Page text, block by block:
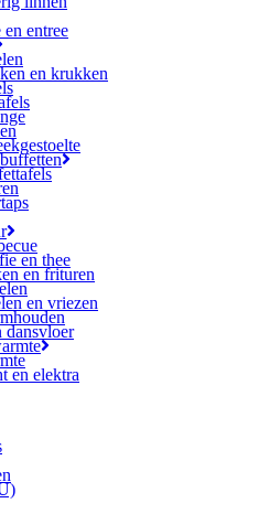
entree
en krukken
en thee
en frituren
en vriezen
dansvloer
en elektra